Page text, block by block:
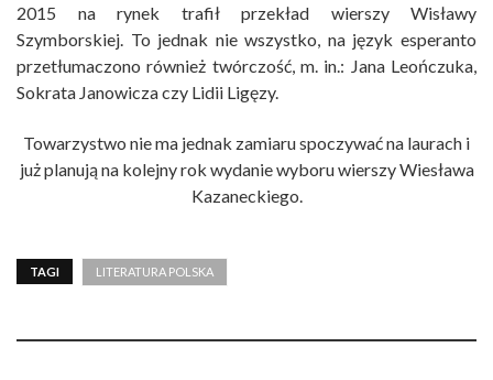
2015 na rynek trafił przekład wierszy Wisławy
Szymborskiej. To jednak nie wszystko, na język esperanto
przetłumaczono również twórczość, m. in.: Jana Leończuka,
Sokrata Janowicza czy Lidii Ligęzy.
Towarzystwo nie ma jednak zamiaru spoczywać na laurach i
już planują na kolejny rok wydanie wyboru wierszy Wiesława
Kazaneckiego.
TAGI LITERATURA POLSKA